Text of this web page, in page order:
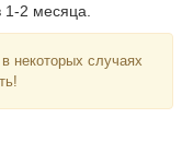
2 месяца.
некоторых случаях